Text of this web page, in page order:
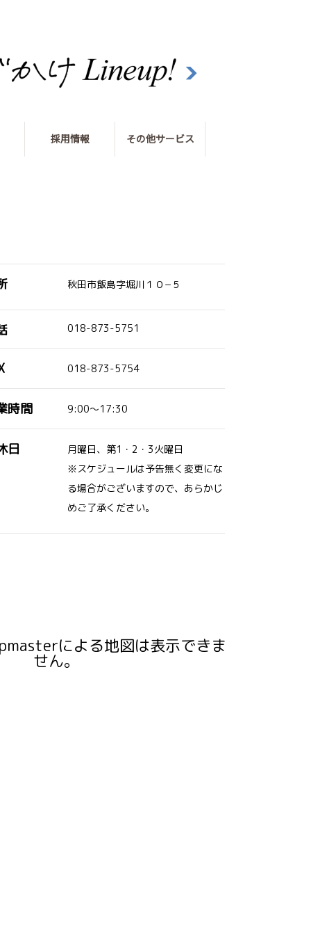
採用情報 その他サービス
秋田市飯島字堀川１０−５
018-873-5751
018-873-5754
時間 9:00～17:30
日
月曜日、第1・2・3火曜日
※スケジュールは予告無く変更にな
る場合がございますので、あらかじ
めご了承ください。
による地図は表示できま
せん。